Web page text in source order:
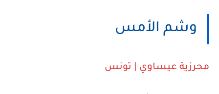
وشم الأمس
محرزية عيساوي | تونس